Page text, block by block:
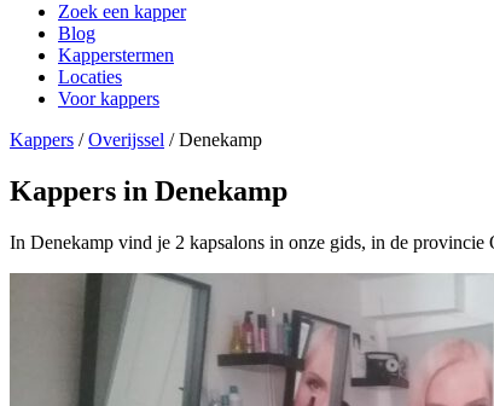
Zoek een kapper
Blog
Kapperstermen
Locaties
Voor kappers
Kappers /Overijssel /Denekamp
Kappers in Denekamp
In Denekamp vind je 2 kapsalons in onze gids, in de